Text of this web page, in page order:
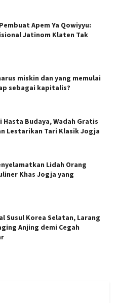
Apem Ya Qowiyyu:
Jatinom Klaten Tak
miskin dan yang memulai
sebagai kapitalis?
Hasta Budaya, Wadah Gratis
Lestarikan Tari Klasik Jogja
Lidah Orang
Khas Jogja yang
Susul Korea Selatan, Larang
Anjing demi Cegah